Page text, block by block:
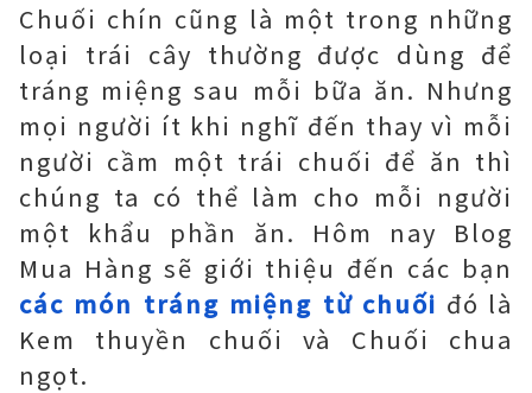
Chuối chín cũng là một trong những
loại trái cây thường được dùng để
tráng miệng sau mỗi bữa ăn. Nhưng
mọi người ít khi nghĩ đến thay vì mỗi
người cầm một trái chuối để ăn thì
chúng ta có thể làm cho mỗi người
một khẩu phần ăn. Hôm nay Blog
Mua Hàng sẽ giới thiệu đến các bạn
các món tráng miệng từ chuối đó là
Kem thuyền chuối và Chuối chua
ngọt.